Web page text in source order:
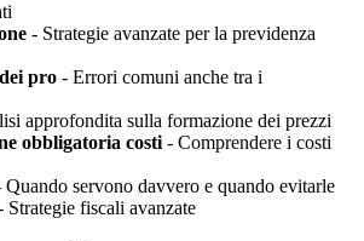
- Strategie avanzate per la previdenza
pro - Errori comuni anche tra i
approfondita sulla formazione dei prezzi
obbligatoria costi- Comprendere i costi
servono davvero e quando evitarle
Strategie fiscali avanzate